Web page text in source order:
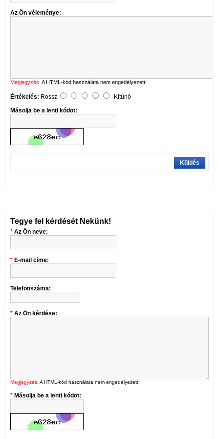
Az Ön véleménye:
Megjegyzés: A HTML-kód használata nem engedélyezett!
Értékelés: Rossz
Kitűnő
Másolja be a lenti kódot:
Küldés
Tegye fel kérdését Nekünk!
Az Ön neve:
E-mail címe:
Telefonszáma:
Az Ön kérdése:
Megjegyzés: A HTML-kód használata nem engedélyezett!
Másolja be a lenti kódot: